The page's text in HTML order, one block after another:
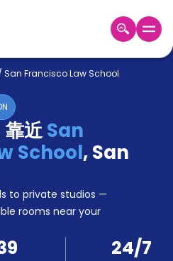
San Francisco Law School
靠近San
School,San
to private studios —
rooms near your
24/7